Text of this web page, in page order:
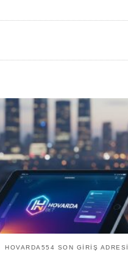
HOVARDA554 SON GIRIŞ ADRESI